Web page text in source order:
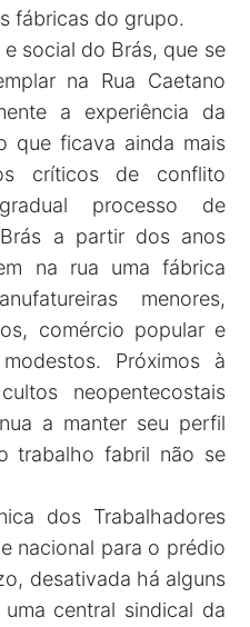
fábricas do grupo.
social do Brás, que se
na Rua Caetano
a experiência da
que ficava ainda mais
críticos de conflito
processo de
a partir dos anos
na rua uma fábrica
menores,
comércio popular e
Próximos à
neopentecostais
a manter seu perfil
trabalho fabril não se
dos Trabalhadores
nacional para o prédio
desativada há alguns
central sindical da